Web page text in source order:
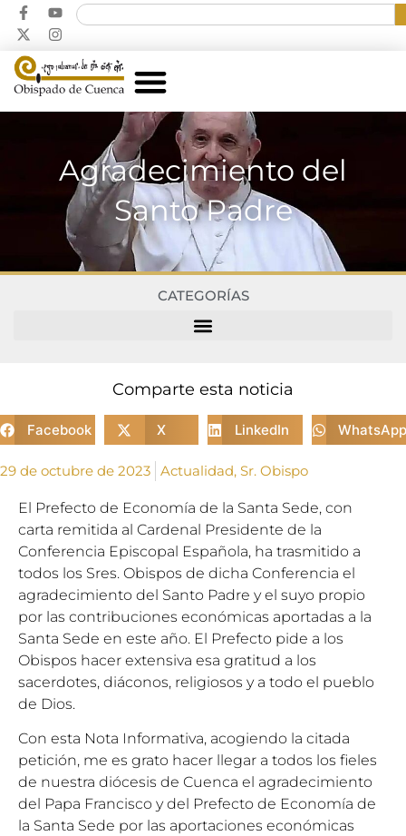
Agradecimiento del
Santo Padre
CATEGORÍAS
Comparte esta noticia
Facebook X LinkedIn WhatsApp
29 de octubre de 2023 Actualidad, Sr. Obispo
El Prefecto de Economía de la Santa Sede, con
carta remitida al Cardenal Presidente de la
Conferencia Episcopal Española, ha trasmitido a
todos los Sres. Obispos de dicha Conferencia el
agradecimiento del Santo Padre y el suyo propio
por las contribuciones económicas aportadas a la
Santa Sede en este año. El Prefecto pide a los
Obispos hacer extensiva esa gratitud a los
sacerdotes, diáconos, religiosos y a todo el pueblo
de Dios.
Con esta Nota Informativa, acogiendo la citada
petición, me es grato hacer llegar a todos los fieles
de nuestra diócesis de Cuenca el agradecimiento
del Papa Francisco y del Prefecto de Economía de
la Santa Sede por las aportaciones económicas